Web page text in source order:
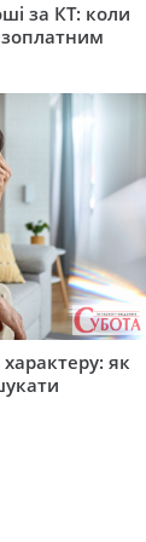
за КТ: коли
як